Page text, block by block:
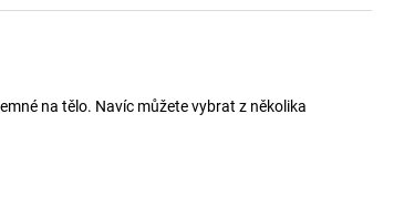
na tělo. Navíc můžete vybrat z několika